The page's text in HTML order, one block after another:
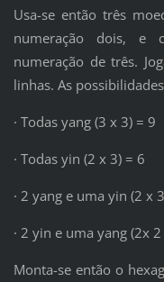
Usa-se então três
numeração dois, e
numeração de três.
linhas. As
· Todas yang (3 x 3) = 9
· Todas yin (2 x 3) = 6
· 2 yang e uma yin (2 x
· 2 yin e uma yang (2x
Monta-se então o